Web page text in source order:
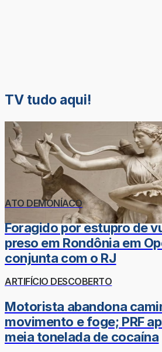
TV tudo aqui!
ATO DEMONÍACO
Foragido por estupro de
preso em Rondônia em
conjunta com o RJ
ARTIFÍCIO DESCOBERTO
Motorista abandona
movimento e foge; PRF
meia tonelada de cocaína